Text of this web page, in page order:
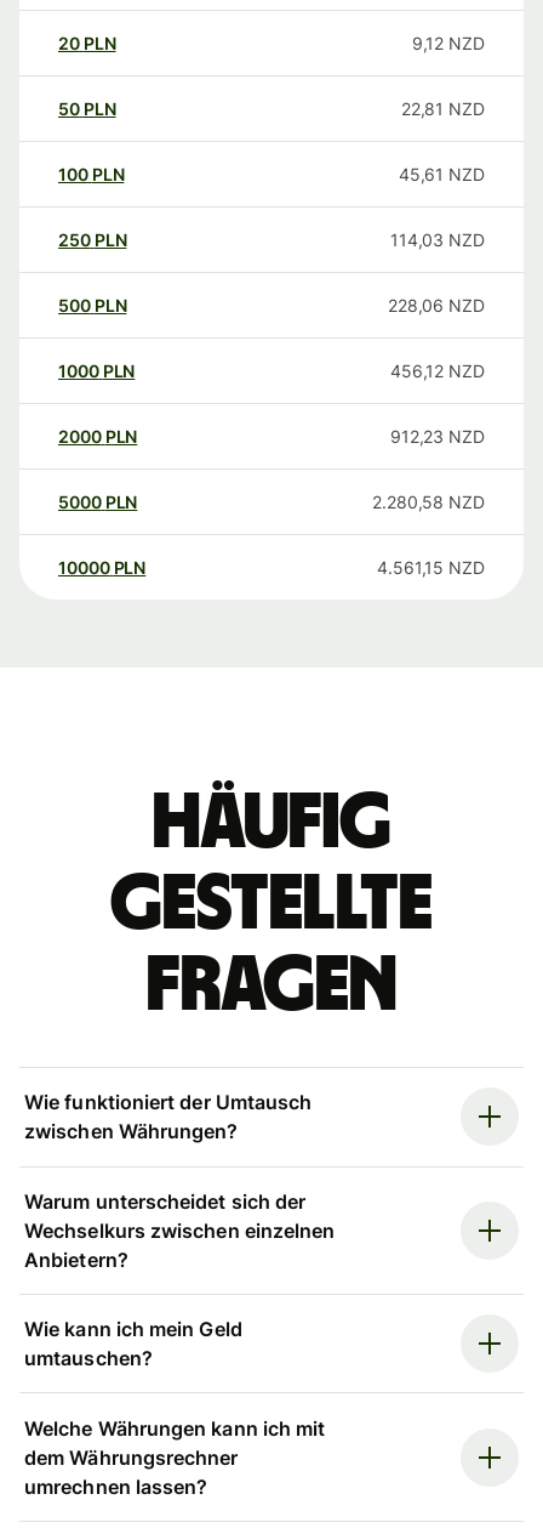
20 PLN 9,12 NZD
50 PLN 22,81 NZD
100 PLN 45,61 NZD
250 PLN 114,03 NZD
500 PLN 228,06 NZD
1000 PLN 456,12 NZD
2000 PLN 912,23 NZD
5000 PLN 2.280,58 NZD
10000 PLN 4.561,15 NZD
Häufig
gestellte
Fragen
Wie funktioniert der Umtausch
zwischen Währungen?
Warum unterscheidet sich der
Wechselkurs zwischen einzelnen
Anbietern?
Wie kann ich mein Geld
umtauschen?
Welche Währungen kann ich mit
dem Währungsrechner
umrechnen lassen?